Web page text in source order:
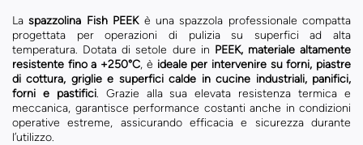
Laspazzolina Fish PEEKè una spazzola professionale compatta
progettata per operazioni di pulizia su superfici ad alta
temperatura. Dotata di setole dure in PEEK, materiale altamente
resistente fino a +250°C, è ideale per intervenire su forni, piastre
di cottura, griglie e superfici calde in cucine industriali, panifici,
forni e pastifici. Grazie alla sua elevata resistenza termica e
meccanica, garantisce performance costanti anche in condizioni
operative estreme, assicurando efficacia e sicurezza durante
l’utilizzo.